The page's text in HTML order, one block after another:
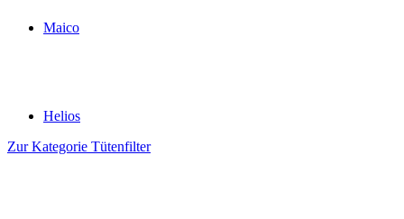
Maico
Helios
Zur Kategorie Tütenfilter